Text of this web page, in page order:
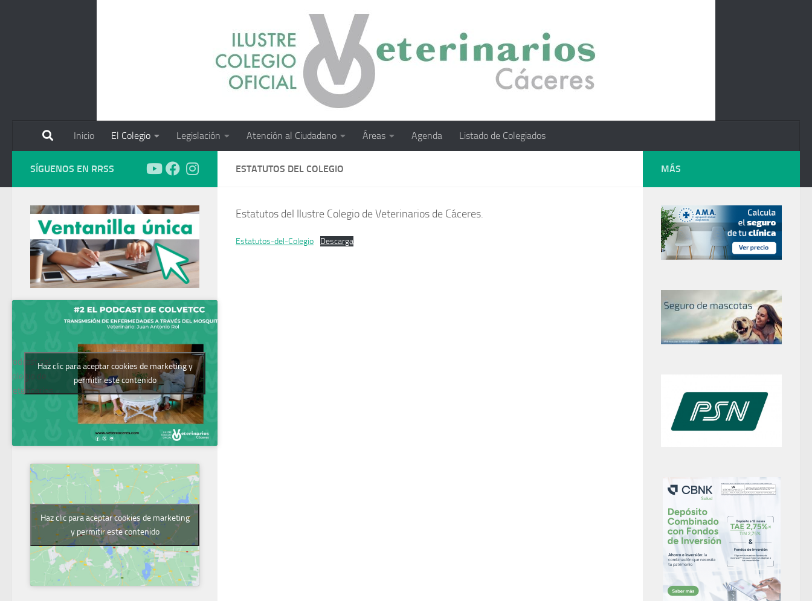
Inicio El Colegio Legislación Atención al Ciudadano Áreas Agenda Listado de Colegiados
ESTATUTOS DEL COLEGIO
Estatutos del Ilustre Colegio de Veterinarios de Cáceres.
Estatutos-del-Colegio Descarga
SÍGUENOS EN RRSS
Podcast del
Colegio de
Veterinarios
Haz clic para aceptar cookies de marketing y
permitir este contenido
Haz clic para aceptar cookies de marketing
y permitir este contenido
MÁS